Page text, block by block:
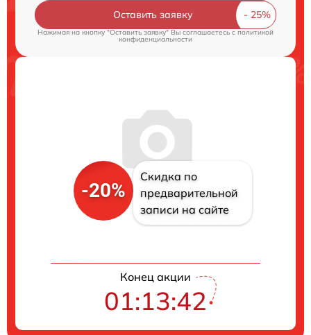
Оставить заявку
Нажимая на кнопку "Оставить заявку" Вы соглашаетесь c политикой
конфиденциальности
-20%
Скидка по
предварительной
записи на сайте
Конец акции
01:13:41